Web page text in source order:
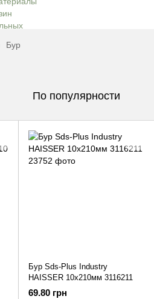
Бур
По популярности
Бур Sds-Plus Industry
HAISSER 10х210мм 3116211
69.80 грн